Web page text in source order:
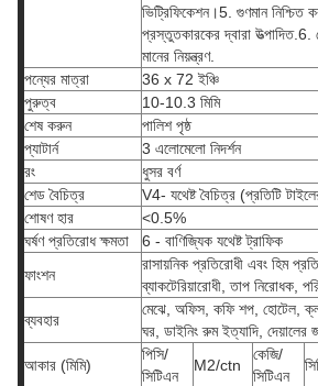
ভিট্রিফিকেশন।5. গুণমান
প্রস্তুতকারকের দ্বারা
মানের নিয়ন্ত্রণ.
পন্যের মাত্রা
36 x 72 ইঞ্চি
পুরুত্ব
10-10.3 মিমি
শেষ করুন
পালিশ পৃষ্ঠ
প্যাটার্ন
3 এলোমেলো নিদর্শন
রং
ধুসর বর্ণ
শেড বৈচিত্র
V4- যথেষ্ট বৈচিত্র (প্রতিটি
শোষণ হার
<0.5%
ঘর্ষণ প্রতিরোধ ক্ষমতা
6 - বাণিজ্যিক যথেষ্ট ট্রাফিক
ফাংশন
রাসায়নিক প্রতিরোধী এবং হিম
ব্যাকটেরিয়ারোধী, তাপ নিরোধক,
ব্যবহার
মেঝে, অফিস, কফি শপ, হোটেল,
ঘর, ডাইনিং রুম ইত্যাদি, দেয়ালের
আকার (মিমি)
পিসি/
সিটিএন
M2/ctn
কেজি/
সিটিএন